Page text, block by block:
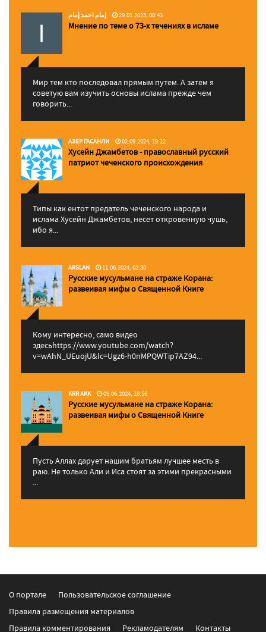
إمام احمد إمام 29.01.2025, 00:43
Мнение по теме о 73-х течениях в исламе
Мир тем кто последовал прямым путем. А затем я
советую вам изучить основы ислама прежде чем
говорить...
АЗЕР ГАСАНЛИ 02.09.2024, 19:12
Хусейн Джамбетов - православный русский
патриот чеченского происхождения
Типы как ентот предатель чеченского народа и
ислама Хусейн Джамбетов, несет откровенную чушь,
ибо я...
ARSLAN 11.06.2024, 02:50
Русские мусульмане на страже Корана:
pазвеивая мифы о Священной Книге
Кому интересно, само видео
здесьhttps://www.youtube.com/watch?
v=wAhN_UEuojU&lc=Ugz6-h0nMPQWTip7AZ94...
KRR AKK 09.06.2024, 18:56
Русские мусульмане на страже Корана:
pазвеивая мифы о Священной Книге
Пусть Аллах дарует нашим братьям лучшее месть в
раю. Не только Али и Иса стоят за этими прекрасными
...
О портале
Пользовательское соглашение
Правила размещения материалов
Правила комментирования
Рекламодателям Контакты